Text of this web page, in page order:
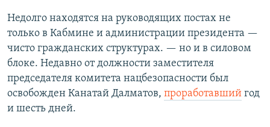
Недолго находятся на руководящих постах не
только в Кабмине и администрации президента —
чисто гражданских структурах. — но и в силовом
блоке. Недавно от должности заместителя
председателя комитета нацбезопасности был
освобожден Канатай Далматов, проработавший год
и шесть дней.